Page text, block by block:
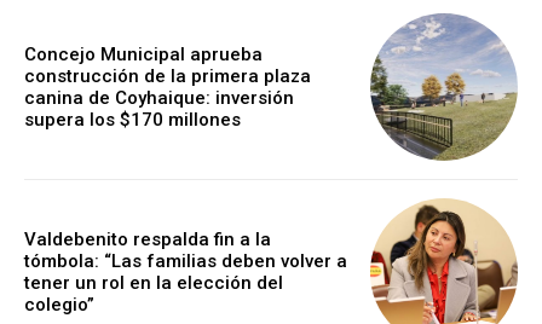
Concejo Municipal aprueba
construcción de la primera plaza
canina de Coyhaique: inversión
supera los $170 millones
Valdebenito respalda fin a la
tómbola: “Las familias deben volver a
tener un rol en la elección del
colegio”